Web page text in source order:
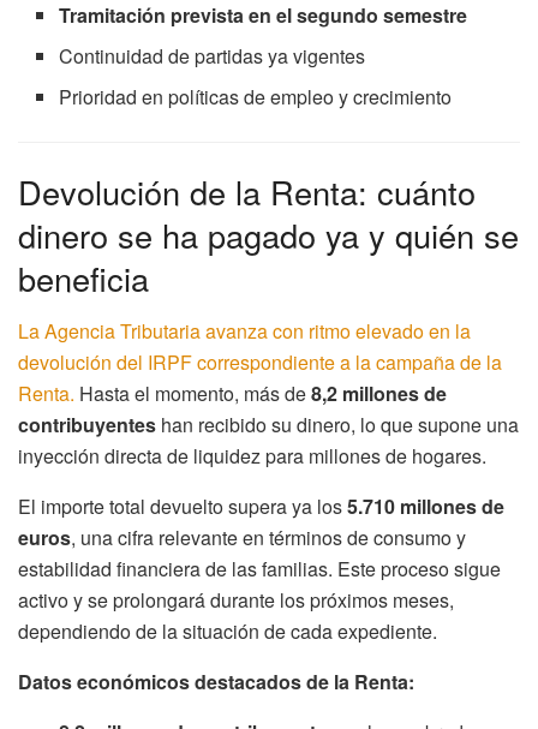
Tramitación prevista en el segundo semestre
Continuidad de partidas ya vigentes
Prioridad en políticas de empleo y crecimiento
Devolución de la Renta: cuánto
dinero se ha pagado ya y quién se
beneficia
La Agencia Tributaria avanza con ritmo elevado en la
devolución del IRPF correspondiente a la campaña de la
Renta. Hasta el momento, más de8,2 millones de
contribuyentes han recibido su dinero, lo que supone una
inyección directa de liquidez para millones de hogares.
El importe total devuelto supera ya los5.710 millones de
euros, una cifra relevante en términos de consumo y
estabilidad financiera de las familias. Este proceso sigue
activo y se prolongará durante los próximos meses,
dependiendo de la situación de cada expediente.
Datos económicos destacados de la Renta: